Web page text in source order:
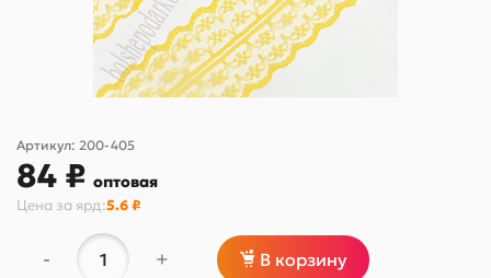
Артикул: 200-405
84 ₽ оптовая
Цена за ярд:5.6 ₽
- + В корзину